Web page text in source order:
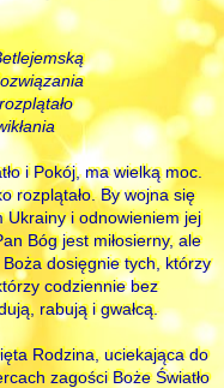
i Pokój, ma wielką moc.
rozplątało. By wojna się
Ukrainy i odnowieniem jej
Bóg jest miłosierny, ale
dosięgnie tych, którzy
codziennie bez
rabują i gwałcą.
Rodzina, uciekająca do
zagości Boże Światło